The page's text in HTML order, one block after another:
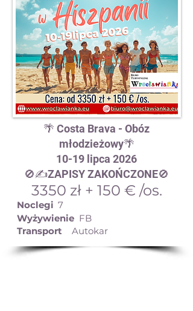
🌴 Costa Brava - Obóz
młodzieżowy🌴
10-19 lipca 2026
🚫✍️ZAPISY ZAKOŃCZONE🚫
3350 zł + 150 € /os.
Noclegi 7
Wyżywienie FB
Transport
Autokar